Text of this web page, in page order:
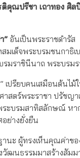
คุณปรีชา เถาทอง ศิ
” อันเป็นพระราชดำรัส
มเด็จพระบรมชนกาธิ
รมราชินีนาถ พระบร
ปรียบคนเสมือนต้นไม้
าสตร์พระราชา ปรัช
ะบรมสาทิสลักษณ์ ห
อย่างยั่งยืน
นะ ผู้ทรงเห็นคุณค่า
ฒนธรรมมาสร้างสัม